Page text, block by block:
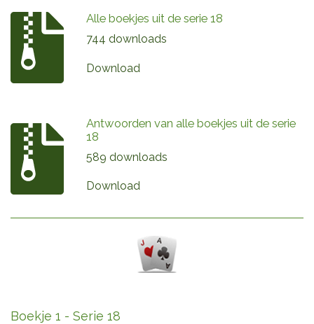
Alle boekjes uit de serie 18
744 downloads
Download
Antwoorden van alle boekjes uit de serie
18
589 downloads
Download
Boekje 1 - Serie 18